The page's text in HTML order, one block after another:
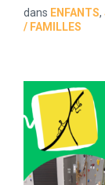
dans ENFANTS,
/ FAMILLES